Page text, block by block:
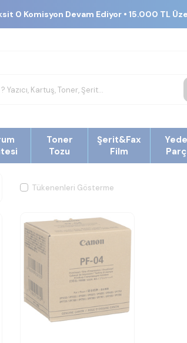
0 Komisyon Devam Ediyor • 15.000 TL
Toner
Tozu
Şerit&Fax
Film
Tükenenleri Gösterme